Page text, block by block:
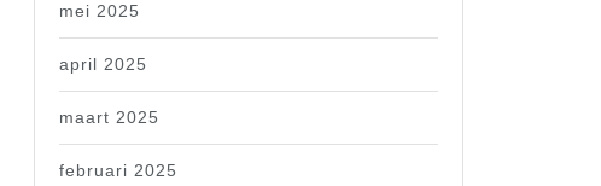
mei 2025
april 2025
maart 2025
februari 2025